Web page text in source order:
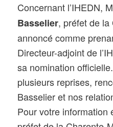
Concernant l’IHEDN,
Basselier, préfet de
annoncé comme
Directeur-adjoint de
sa nomination
plusieurs reprises,
Basselier et nos
Pour votre information